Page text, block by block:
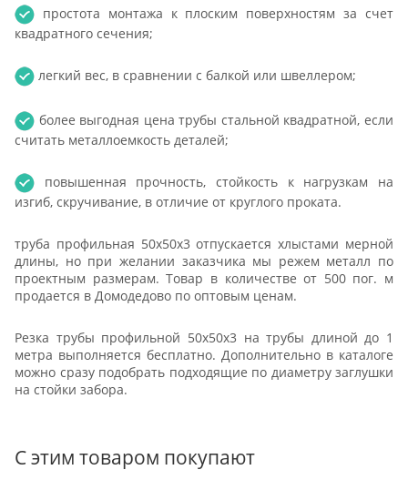
простота монтажа к плоским поверхностям за счет
квадратного сечения;
легкий вес, в сравнении с балкой или швеллером;
более выгодная цена трубы стальной квадратной, если
считать металлоемкость деталей;
повышенная прочность, стойкость к нагрузкам на
изгиб, скручивание, в отличие от круглого проката.
труба профильная 50х50х3 отпускается хлыстами мерной
длины, но при желании заказчика мы режем металл по
проектным размерам. Товар в количестве от 500 пог. м
продается в Домодедово по оптовым ценам.
Резка трубы профильной 50х50х3 на трубы длиной до 1
метра выполняется бесплатно. Дополнительно в каталоге
можно сразу подобрать подходящие по диаметру заглушки
на стойки забора.
С этим товаром покупают